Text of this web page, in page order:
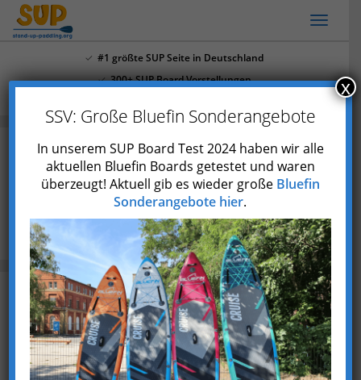
Skip
content
#1 größte SUP Seite in Deutschland
300+ SUP Board Vorstellungen
SUP Harz: Die 13 besten SUP
Touren + SUP Stationen
Blog
SUP Harz: Die 13 besten SUP Touren + SUP Stationen
Zuletzt aktualisiert am 28. Juni 2023
Entdecke die Schönheit des Harz-Gebirges auf
einer SUP-Tour!
SSV: Große Bluefin Sonderangebote
In unserem SUP Board Test 2024 haben wir alle
aktuellen Bluefin Boards getestet und waren
überzeugt! Aktuell gib es wieder große Bluefin
Sonderangebote hier.
x